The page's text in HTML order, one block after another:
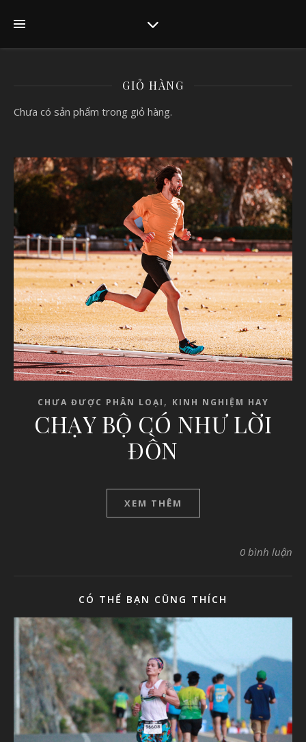
GIỎ HÀNG
Chưa có sản phẩm trong giỏ hàng.
CHƯA ĐƯỢC PHÂN LOẠI , KINH NGHIỆM HAY
CHẠY BỘ CÓ NHƯ LỜI
ĐỒN
XEM THÊM
0 bình luận
CÓ THỂ BẠN CŨNG THÍCH